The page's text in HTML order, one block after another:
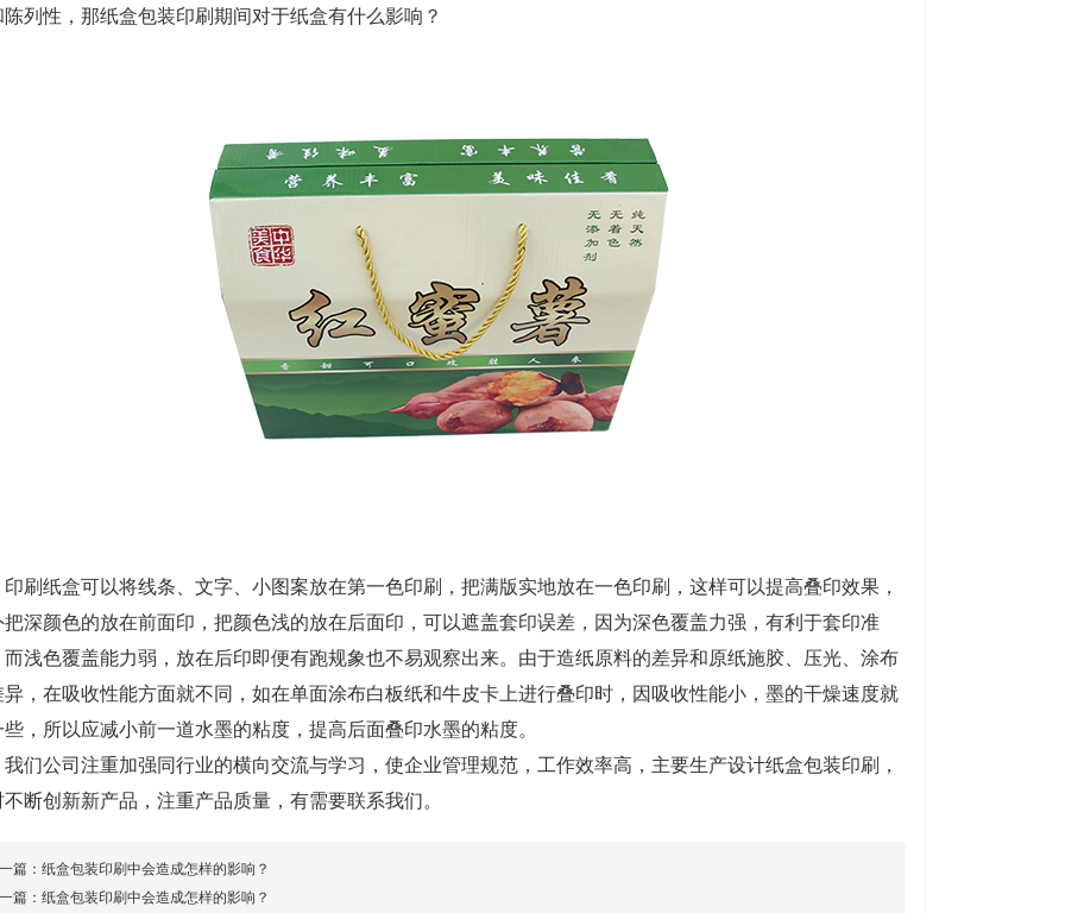
列性，那纸盒包装印刷期间对于纸盒有什么影响？
纸盒可以将线条、文字、小图案放在第一色印刷，把满版实地放在一色印刷，这样可以提高叠印效果，
把深颜色的放在前面印，把颜色浅的放在后面印，可以遮盖套印误差，因为深色覆盖力强，有利于套印准
浅色覆盖能力弱，放在后印即便有跑规象也不易观察出来。由于造纸原料的差异和原纸施胶、压光、涂布
异，在吸收性能方面就不同，如在单面涂布白板纸和牛皮卡上进行叠印时，因吸收性能小，墨的干燥速度就
，所以应减小前一道水墨的粘度，提高后面叠印水墨的粘度。
公司注重加强同行业的横向交流与学习，使企业管理规范，工作效率高，主要生产设计纸盒包装印刷，
断创新新产品，注重产品质量，有需要联系我们。
篇： 纸盒包装印刷中会造成怎样的影响？
篇： 纸盒包装印刷中会造成怎样的影响？